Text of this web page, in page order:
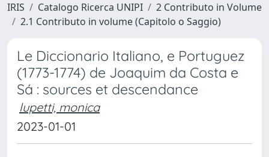
IRIS Catalogo Ricerca UNIPI
2 Contributo in Volume
2.1 Contributo in volume (Capitolo o Saggio)
Le Diccionario Italiano, e Portuguez
(1773-1774) de Joaquim da Costa e
Sá : sources et descendance
lupetti, monica
2023-01-01